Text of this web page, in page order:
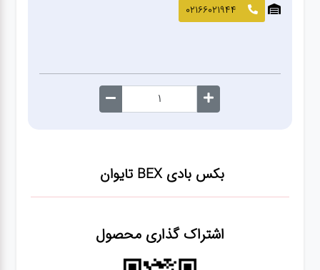
صافکاری
معاینه
بکس بادی BEX تایوان
اشتراک گذاری محصول
02166021944